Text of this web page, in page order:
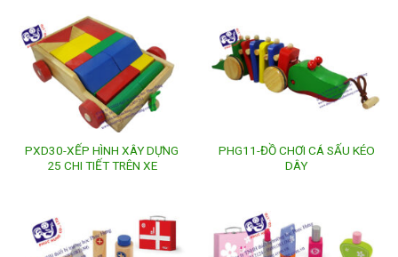
PXD30-XẾP HÌNH XÂY DỰNG
25 CHI TIẾT TRÊN XE
PHG11-ĐỒ CHƠI CÁ SẤU KÉO
DÂY